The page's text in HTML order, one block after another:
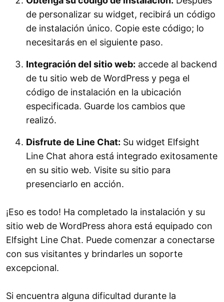
de personalizar su widget, recibirá un código
de instalación único. Copie este código; lo
necesitarás en el siguiente paso.
Integración del sitio web: accede al backend
de tu sitio web de WordPress y pega el
código de instalación en la ubicación
especificada. Guarde los cambios que
realizó.
Disfrute de Line Chat: Su widget Elfsight
Line Chat ahora está integrado exitosamente
en su sitio web. Visite su sitio para
presenciarlo en acción.
¡Eso es todo! Ha completado la instalación y su
sitio web de WordPress ahora está equipado con
Elfsight Line Chat. Puede comenzar a conectarse
con sus visitantes y brindarles un soporte
excepcional.
Si encuentra alguna dificultad durante la